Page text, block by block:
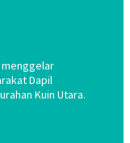
menggelar
Dapil
Kuin Utara.